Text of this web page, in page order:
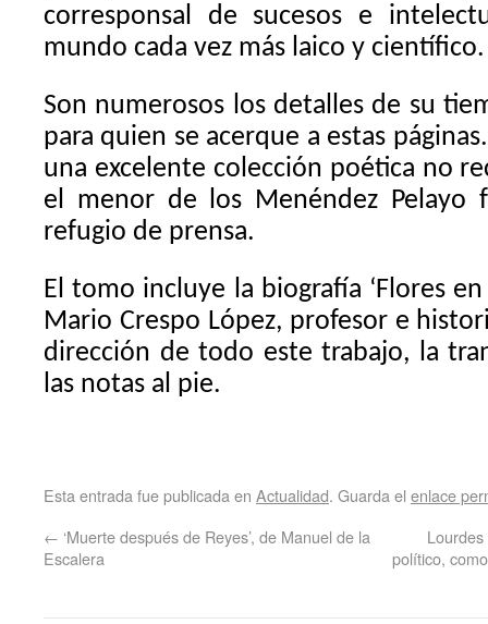
corresponsal de sucesos e
mundo cada vez más laico y científico.
Son numerosos los detalles de su
para quien se acerque a estas
una excelente colección poética no
el menor de los Menéndez Pelayo
refugio de prensa.
El tomo incluye la biografía ‘Flores
Mario Crespo López, profesor e
dirección de todo este trabajo, la
las notas al pie.
Esta entrada fue publicada en Actualidad. Guarda el enlace
← ‘Muerte después de Reyes’, de Manuel de la
Escalera
político,